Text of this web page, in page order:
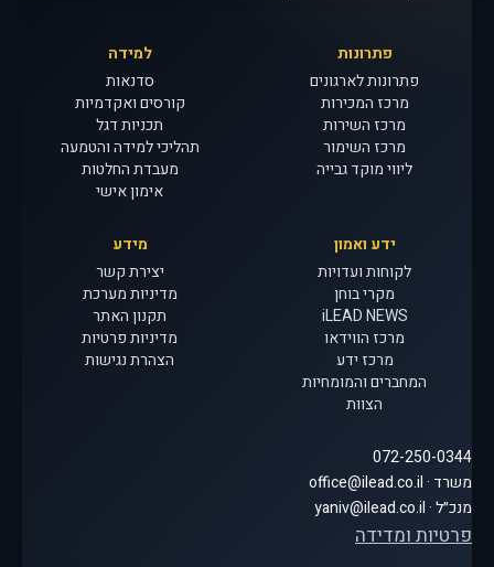
פתרונות
פתרונות לארגונים
מרכז המכירות
מרכז השירות
מרכז השימור
ליווי מוקד גבייה
למידה
סדנאות
קורסים ואקדמיות
תכניות דגל
תהליכי למידה והטמעה
מעבדת החלטות
אימון אישי
ידע ואמון
לקוחות ועדויות
מקרי בוחן
iLEAD NEWS
מרכז הווידאו
מרכז ידע
המחברים והמומחיות
הצוות
מידע
יצירת קשר
מדיניות מערכת
תקנון האתר
מדיניות פרטיות
הצהרת נגישות
072-250-0344
משרד · office@ilead.co.il
מנכ״ל · yaniv@ilead.co.il
פרטיות ומדידה